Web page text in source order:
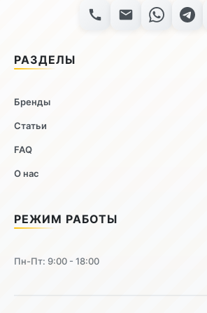
РАЗДЕЛЫ
Бренды
Статьи
FAQ
О нас
РЕЖИМ РАБОТЫ
Пн-Пт: 9:00 - 18:00